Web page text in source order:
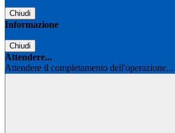
Chiudi
Informazione
Chiudi
Attendere...
Attendere il completamento dell'operazione...